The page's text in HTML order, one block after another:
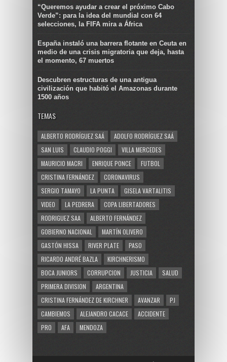
“Queremos ayudar a crear el próximo Cabo
Verde”: para la idea del mundial con 64
selecciones, la FIFA mira a África
España instaló una barrera flotante en Ceuta en
medio de una crisis migratoria que deja, hasta
el momento, 67 muertos
Descubren estructuras de una antigua
civilización que habitó el Amazonas durante
1500 años
TEMAS
ALBERTO RODRÍGUEZ SAÁ
ADOLFO RODRÍGUEZ SAÁ
SAN LUIS
CLAUDIO POGGI
VILLA MERCEDES
MAURICIO MACRI
ENRIQUE PONCE
FUTBOL
CRISTINA FERNÁNDEZ
CORONAVIRUS
SERGIO TAMAYO
LA PUNTA
GISELA VARTALITIS
VIDEO
LA PEDRERA
COPA LIBERTADORES
RODRIGUEZ SAA
ALBERTO FERNÁNDEZ
GOBIERNO NACIONAL
MARTÍN OLIVERO
GASTÓN HISSA
RIVER PLATE
PASO
RICARDO ANDRÉ BAZLA
KIRCHNERISMO
BOCA JUNIORS
CORRUPCION JUSTICIA
SALUD
PRIMERA DIVISION
ARGENTINA
CRISTINA FERNÁNDEZ DE KIRCHNER
AVANZAR
PJ
CAMBIEMOS
ALEJANDRO CACACE
ACCIDENTE
PRO
AFA MENDOZA